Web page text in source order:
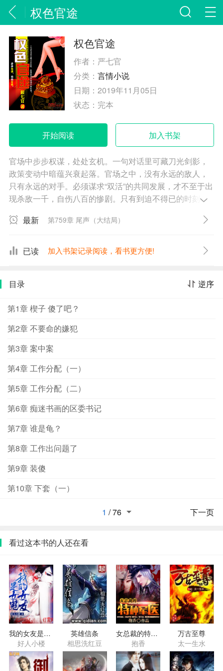
权色官途
权色官途
作者： 严七官
分类：言情小说
日期：2019年11月05日
状态： 完本
开始阅读 加入书架
官场中步步权谋，处处玄机。一句对话里可藏刀光剑影，
政策变动中暗蕴兴衰起落。官场之中，没有永远的敌人，
只有永远的对手。必须谋求“双活”的共同发展，才不至于出
现杀敌一千，自伤八百的惨剧。只有到迫不得已的时刻，
起，一步步成为封疆大吏，他青云直上的背后隐藏着怎样
最新 第759章 尾声（大结局）
已读 加入书架记录阅读，看书更方便!
逆序
目录
第1章 楔子 傻了吧？
第2章 不要命的嫌犯
第3章 案中案
第4章 工作分配（一）
第5章 工作分配（二）
第6章 痴迷书画的区委书记
第7章 谁是龟？
第8章 工作出问题了
第9章 装傻
第10章 下套（一）
下一页
1 /76
看过这本书的人还在看
我的女友是女鬼
好人小楼
英雄信条
相思洗红豆
女总裁的特种军医
抱香
万古至尊
太一生水